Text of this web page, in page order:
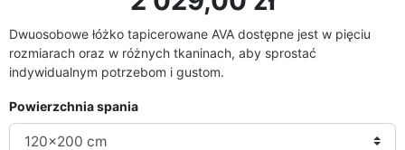
Dwuosobowe łóżko tapicerowane AVA dostępne jest w pięciu
rozmiarach oraz w różnych tkaninach, aby sprostać
indywidualnym potrzebom i gustom.
Powierzchnia spania